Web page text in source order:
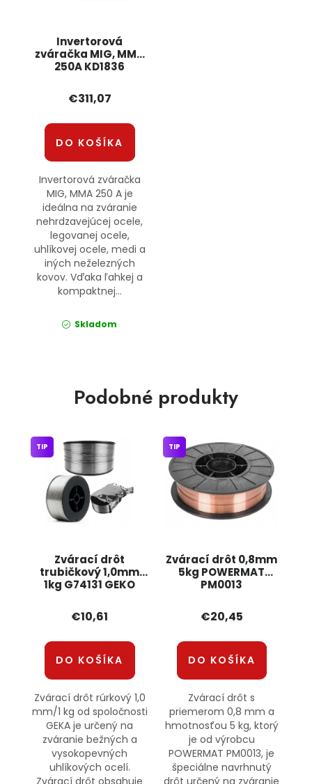
Invertorová
zváračka MIG, MMA
250A KD1836
€311,07
DO KOŠÍKA
Invertorová zváračka
MIG, MMA 250 A je
ideálna na zváranie
nehrdzavejúcej ocele,
legovanej ocele,
uhlíkovej ocele, medi a
iných neželezných
kovov. Vďaka ľahkej a
kompaktnej...
Skladom
Podobné produkty
Zvárací drôt
trubičkový 1,0mm
1kg G74131 GEKO
TIP
€10,61
DO KOŠÍKA
Zvárací drôt rúrkový 1,0
mm/1 kg od spoločnosti
GEKA je určený na
zváranie bežných a
vysokopevných
uhlíkových ocelí.
Zvárací drôt obsahuje
Zvárací drôt 0,8mm
5kg POWERMAT
PM0013
TIP
€20,45
DO KOŠÍKA
Zvárací drôt s
priemerom 0,8 mm a
hmotnosťou 5 kg, ktorý
je od výrobcu
POWERMAT PM0013, je
špeciálne navrhnutý
drôt určený na zváranie